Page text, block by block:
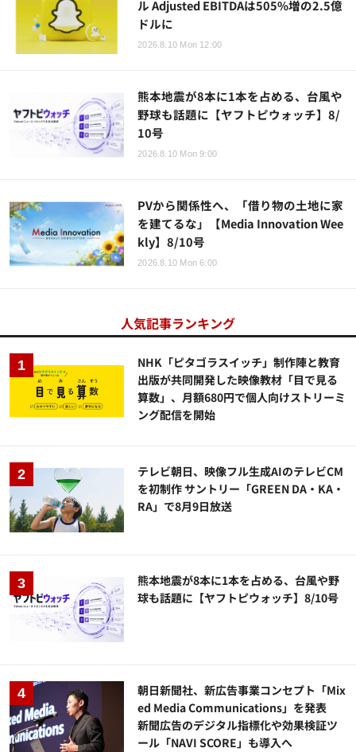
ル Adjusted EBITDAは505%増の2.5億
ドルに
2026.8.10 Mon 12:00
熊本地震が8本に1本を占める、台風や
野球も話題に【ヤフトピウォッチ】8/
10号
2026.8.10 Mon 9:00
PVから関係性へ、「借り物の土地に家
を建てるな」【Media Innovation Wee
kly】8/10号
2026.8.10 Mon 6:00
人気記事ランキング
NHK「ピタゴラスイッチ」制作陣と教育
出版が共同開発した映像教材「目で見る
算数」、月額680円で個人向けストリーミ
ング配信を開始
テレビ朝日、映像フル生成AIのテレビCM
を初制作 サントリー「GREEN DA・KA・
RA」で8月9日放送
熊本地震が8本に1本を占める、台風や野
球も話題に【ヤフトピウォッチ】8/10号
朝日新聞社、新広告事業コンセプト「Mix
ed Media Communications」を発表
新聞広告のデジタル指標化や効果検証ツ
ール「NAVI SCORE」も導入へ